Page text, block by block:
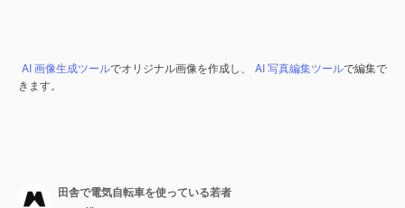
AI 画像生成ツールでオリジナル画像を作成し、 AI 写真編集ツールで編集で
きます。
田舎で電気自転車を使っている若者